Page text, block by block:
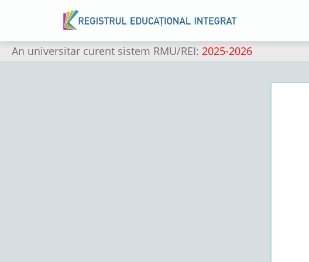
An universitar curent sistem RMU/REI: 2025-2026